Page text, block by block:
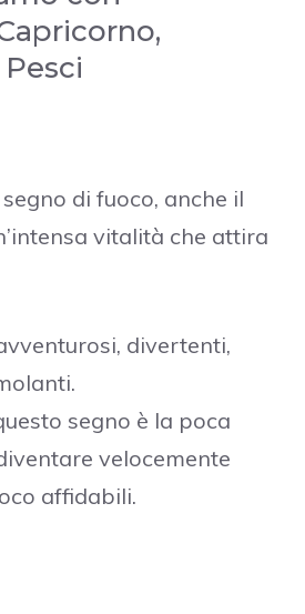
di fuoco, anche il
vitalità che attira
divertenti,
segno è la poca
velocemente
affidabili.